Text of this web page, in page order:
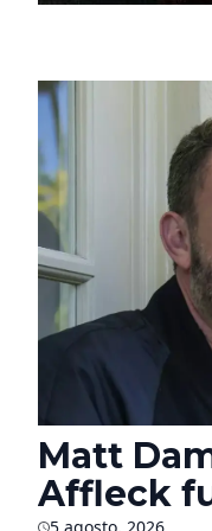
Matt
Affleck
5 agosto, 2026